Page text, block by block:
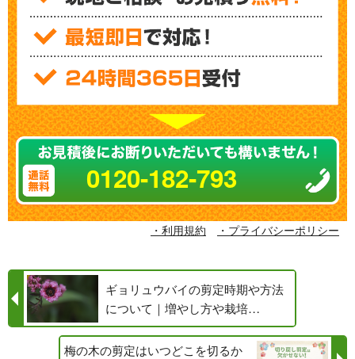
0120-182-793
・利用規約 ・プライバシーポリシー
ギョリュウバイの剪定時期や方法
について｜増やし方や栽培…
梅の木の剪定はいつどこを切るか